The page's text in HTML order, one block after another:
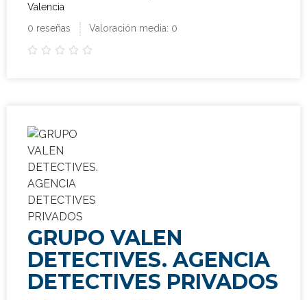
Valencia
0 reseñas
Valoración media: 0
    
GRUPO VALEN
DETECTIVES. AGENCIA
DETECTIVES PRIVADOS